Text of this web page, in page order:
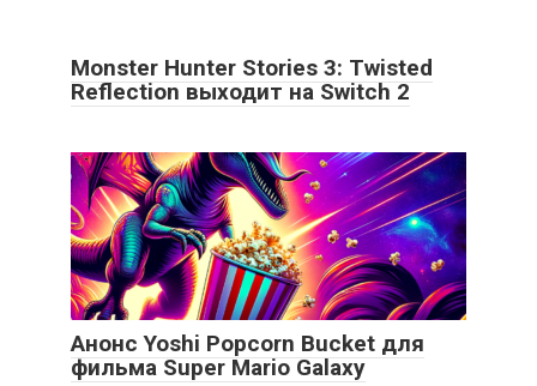
Monster Hunter Stories 3: Twisted
Reflection выходит на Switch 2
Анонс Yoshi Popcorn Bucket для
фильма Super Mario Galaxy